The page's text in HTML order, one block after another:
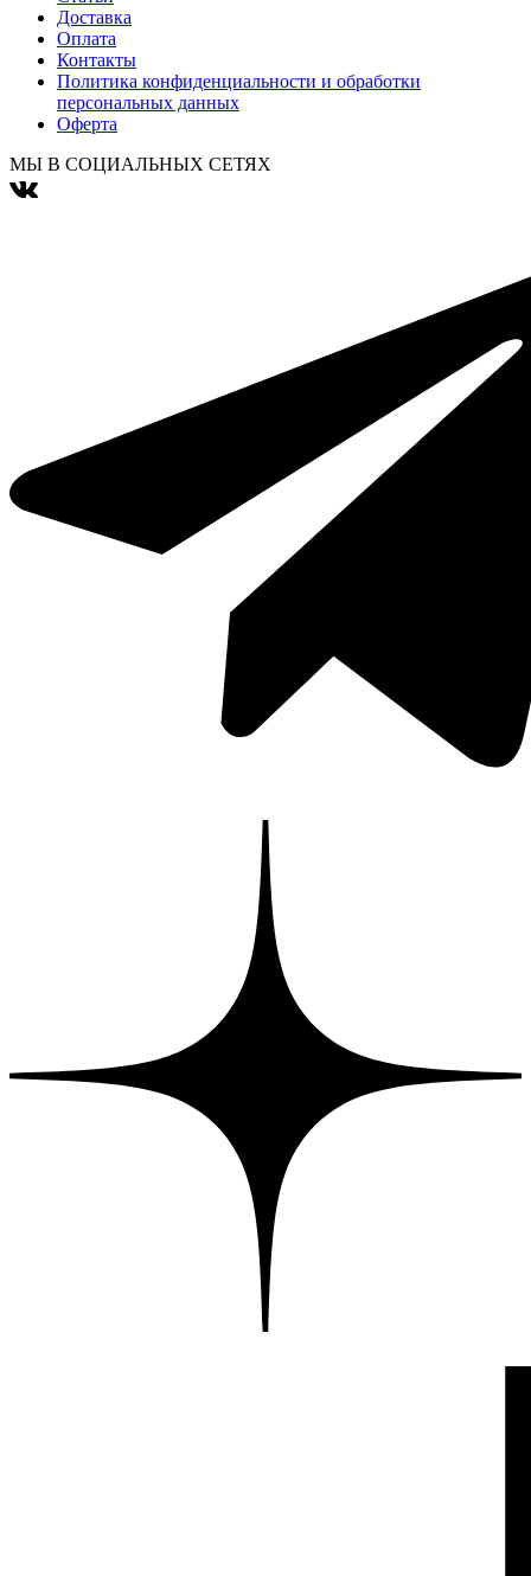
Доставка
Оплата
Контакты
Политика конфиденциальности и обработки
персональных данных
Оферта
МЫ В СОЦИАЛЬНЫХ СЕТЯХ